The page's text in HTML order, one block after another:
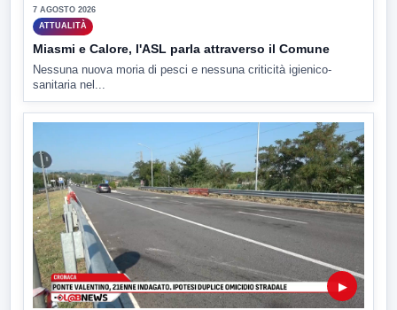
7 AGOSTO 2026
ATTUALITÀ
Miasmi e Calore, l'ASL parla attraverso il Comune
Nessuna nuova moria di pesci e nessuna criticità igienico-
sanitaria nel...
▶